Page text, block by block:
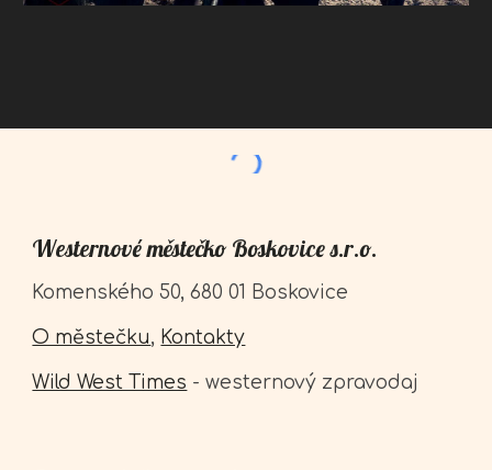
Westernové městečko Boskovice s.r.o.
Komenského 50, 680 01 Boskovice
O městečku, Kontakty
Wild West Times - westernový zpravodaj